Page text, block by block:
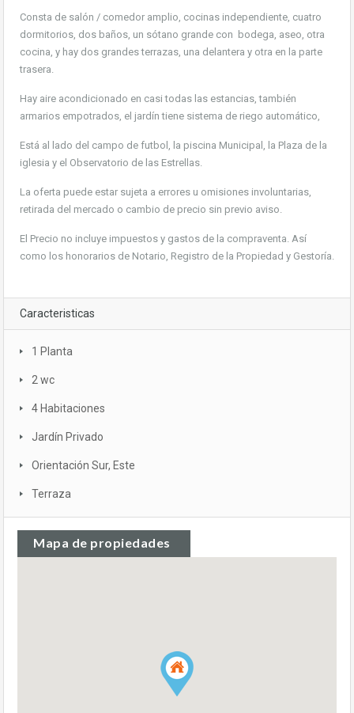
Consta de salón / comedor amplio, cocinas independiente, cuatro
dormitorios, dos baños, un sótano grande con bodega, aseo, otra
cocina, y hay dos grandes terrazas, una delantera y otra en la parte
trasera.
Hay aire acondicionado en casi todas las estancias, también
armarios empotrados, el jardín tiene sistema de riego automático,
Está al lado del campo de futbol, la piscina Municipal, la Plaza de la
iglesia y el Observatorio de las Estrellas.
La oferta puede estar sujeta a errores u omisiones involuntarias,
retirada del mercado o cambio de precio sin previo aviso.
El Precio no incluye impuestos y gastos de la compraventa. Así
como los honorarios de Notario, Registro de la Propiedad y Gestoría.
Caracteristicas
1 Planta
2 wc
4 Habitaciones
Jardín Privado
Orientación Sur, Este
Terraza
Mapa de propiedades